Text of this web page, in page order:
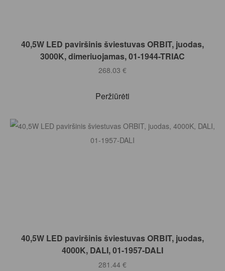
Į KREPŠELĮ
40,5W LED paviršinis šviestuvas ORBIT, juodas,
3000K, dimeriuojamas, 01-1944-TRIAC
268.03 €
Peržiūrėti
Į KREPŠELĮ
40,5W LED paviršinis šviestuvas ORBIT, juodas,
4000K, DALI, 01-1957-DALI
281.44 €